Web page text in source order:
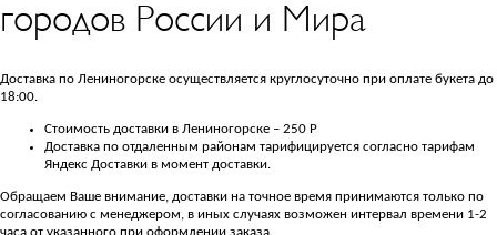
городов России и Мира
Доставка по Лениногорске осуществляется круглосуточно при оплате букета до
18:00.
Стоимость доставки в Лениногорске – 250 Р
Доставка по отдаленным районам тарифицируется согласно тарифам
Яндекс Доставки в момент доставки.
Обращаем Ваше внимание, доставки на точное время принимаются только по
согласованию с менеджером, в иных случаях возможен интервал времени 1-2